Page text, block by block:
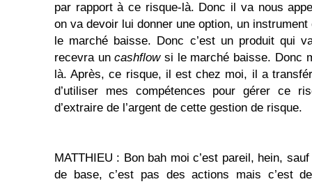
par rapport à ce risque-là. Donc il va nous
on va devoir lui donner une option, un
le marché baisse. Donc c’est un produit qui
recevra uncashflowsi le marché baisse. Donc
là. Après, ce risque, il est chez moi, il a
d’utiliser mes compétences pour gérer ce
d’extraire de l’argent de cette gestion de risque.
MATTHIEU : Bon bah moi c’est pareil, hein,
de base, c’est pas des actions mais c’est